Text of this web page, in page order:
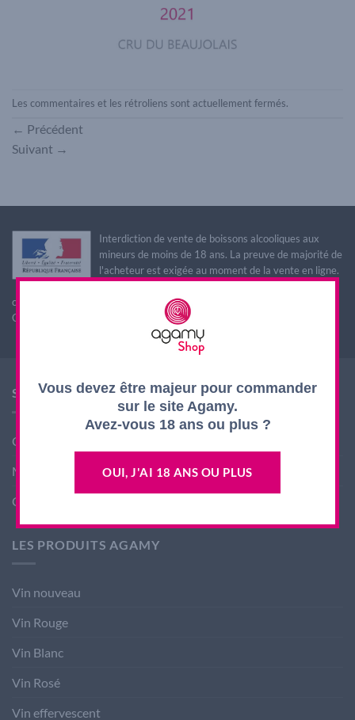
Les commentaires et les rétroliens sont actuellement fermés.
← Précédent
Suivant →
Interdiction de vente de boissons alcooliques aux
mineurs de moins de 18 ans. La preuve de majorité de
l'acheteur est exigée au moment de la vente en ligne.
consommer avec modération
CODE DE LA SANTE PUBLIQUE, ART. L. 3342-1 et L. 3353-3
SHOP AGAMY
Conditions générales de ventes
Mentions légales
Contact
LES PRODUITS AGAMY
Vin nouveau
Vin Rouge
Vin Blanc
Vin Rosé
Vin effervescent
Vous devez être majeur pour commander
sur le site Agamy.
Avez-vous 18 ans ou plus ?
OUI, J'AI 18 ANS OU PLUS